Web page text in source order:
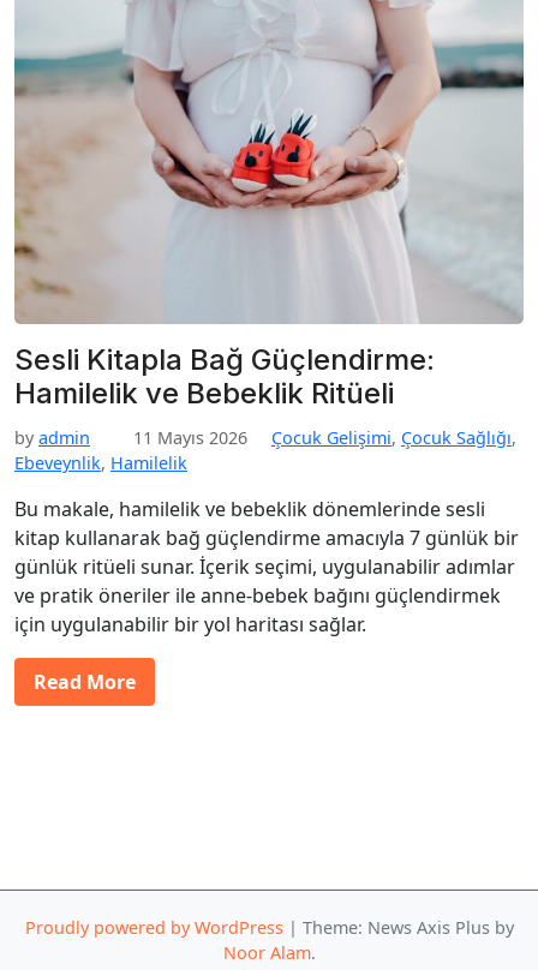
Sesli Kitapla Bağ Güçlendirme:
Hamilelik ve Bebeklik Ritüeli
by admin 11 Mayıs 2026 Çocuk Gelişimi, Çocuk Sağlığı,
Ebeveynlik, Hamilelik
Bu makale, hamilelik ve bebeklik dönemlerinde sesli
kitap kullanarak bağ güçlendirme amacıyla 7 günlük bir
günlük ritüeli sunar. İçerik seçimi, uygulanabilir adımlar
ve pratik öneriler ile anne-bebek bağını güçlendirmek
için uygulanabilir bir yol haritası sağlar.
Read More
Proudly powered by WordPress | Theme: News Axis Plus by
Noor Alam.